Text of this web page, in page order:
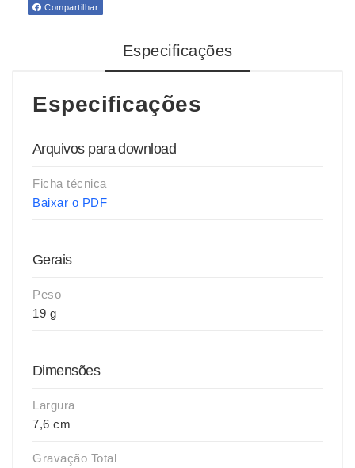
Compartilhar
Especificações
Especificações
Arquivos para download
Ficha técnica
Baixar o PDF
Gerais
Peso
19 g
Dimensões
Largura
7,6 cm
Gravação Total